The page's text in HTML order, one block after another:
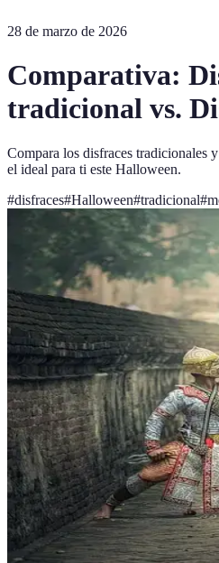
28 de marzo de 2026
Comparativa:
tradicional vs.
Compara los disfraces tradicionales
el ideal para ti este Halloween.
#disfraces#Halloween#tradicional#